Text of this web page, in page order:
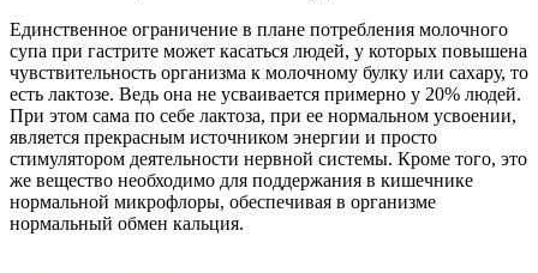
Единственное ограничение в плане потребления молочного
супа при гастрите может касаться людей, у которых повышена
чувствительность организма к молочному булку или сахару, то
есть лактозе. Ведь она не усваивается примерно у 20% людей.
При этом сама по себе лактоза, при ее нормальном усвоении,
является прекрасным источником энергии и просто
стимулятором деятельности нервной системы. Кроме того, это
же вещество необходимо для поддержания в кишечнике
нормальной микрофлоры, обеспечивая в организме
нормальный обмен кальция.